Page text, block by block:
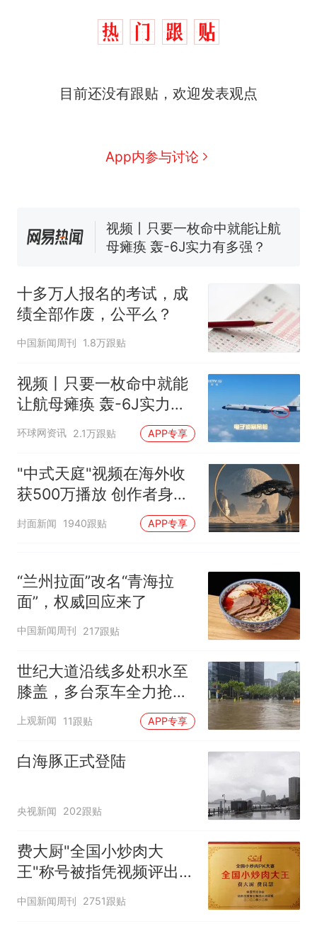
目前还没有跟贴，欢迎发表观点
App内参与讨论
新 全球唯一没有法定首都的国
家，刚改国名，总统就邀请中
了……
视频丨只要一枚命中就能让航
母瘫痪 轰-6J实力有多强？
电力部门回应
台风"白海豚"登陆 中心附近最
大风力14级
热 十多万人报名的考试，成绩
十多万人报名的考试，成
绩全部作废，公平么？
中国新闻周刊 1.8万跟贴
视频丨只要一枚命中就能
让航母瘫痪 轰-6J实力有
多强？
环球网资讯 2.1万跟贴 APP专享
"中式天庭"视频在海外收
获500万播放 创作者身份
披露
封面新闻 1940跟贴 APP专享
“兰州拉面”改名“青海拉
面”，权威回应来了
中国新闻周刊 217跟贴
世纪大道沿线多处积水至
膝盖，多台泵车全力抢
排，建议市民尽量避免附
上观新闻 11跟贴 APP专享
白海豚正式登陆
央视新闻 202跟贴
费大厨"全国小炒肉大
王"称号被指凭视频评出
官方回应
中国新闻周刊 2751跟贴